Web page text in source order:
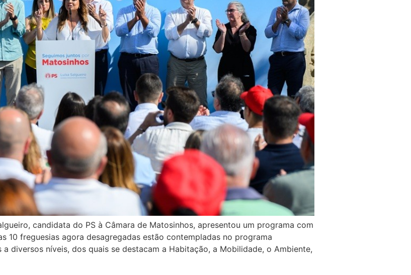
candidata do PS à Câmara de Matosinhos, apresentou um programa com
10 freguesias agora desagregadas estão contempladas no programa
diversos níveis, dos quais se destacam a Habitação, a Mobilidade, o Ambiente,